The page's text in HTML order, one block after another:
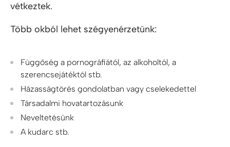
vétkeztek.
Több okból lehet szégyenérzetünk:
Függőség a pornográfiától, az alkoholtól, a
szerencsejátéktól stb.
Házasságtörés gondolatban vagy cselekedettel
Társadalmi hovatartozásunk
Neveltetésünk
A kudarc stb.